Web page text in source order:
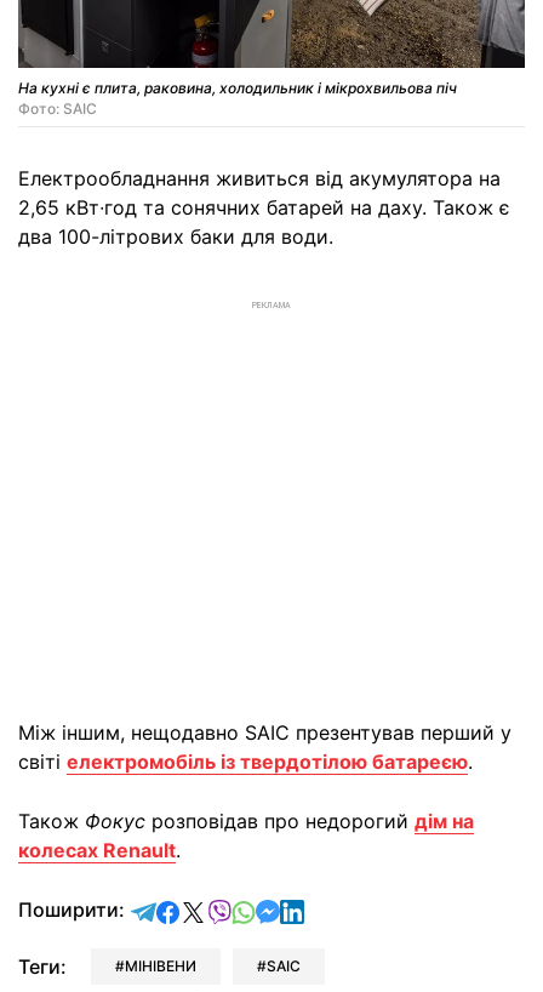
На кухні є плита, раковина, холодильник і мікрохвильова піч
Фото: SAIC
Електрообладнання живиться від акумулятора на
2,65 кВт∙год та сонячних батарей на даху. Також є
два 100-літрових баки для води.
РЕКЛАМА
Між іншим, нещодавно SAIC презентував перший у
світі електромобіль із твердотілою батареєю.
Також Фокус розповідав про недорогий дім на
колесах Renault.
Поширити: відправити у Telegram
поділитись у Facebook
поділитись у X
відправити у Viber
відправити у Whatsapp
відправити у Messenger
відправити у LinkedIn
Теги: МІНІВЕНИ SAIC